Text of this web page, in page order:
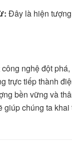
Đây là hiện
nghệ đột
trực tiếp thành
bền vững và
giúp chúng ta